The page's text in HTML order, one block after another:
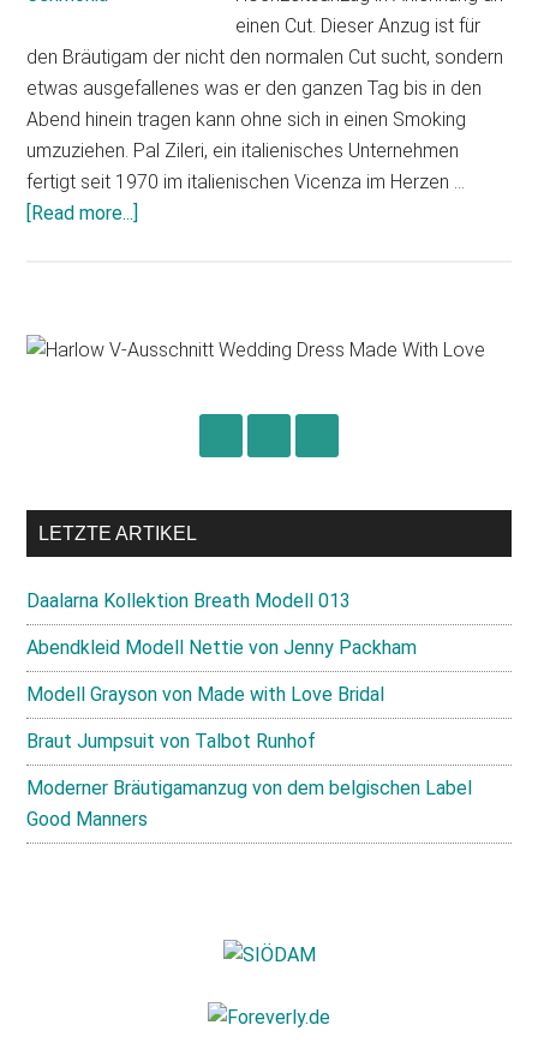
einen Cut. Dieser Anzug ist für
den Bräutigam der nicht den normalen Cut sucht, sondern
etwas ausgefallenes was er den ganzen Tag bis in den
Abend hinein tragen kann ohne sich in einen Smoking
umzuziehen. Pal Zileri, ein italienisches Unternehmen
fertigt seit 1970 im italienischen Vicenza im Herzen …
[Read more...]
Primary
LETZTE ARTIKEL
Daalarna Kollektion Breath Modell 013
Abendkleid Modell Nettie von Jenny Packham
Modell Grayson von Made with Love Bridal
Braut Jumpsuit von Talbot Runhof
Moderner Bräutigamanzug von dem belgischen Label
Good Manners